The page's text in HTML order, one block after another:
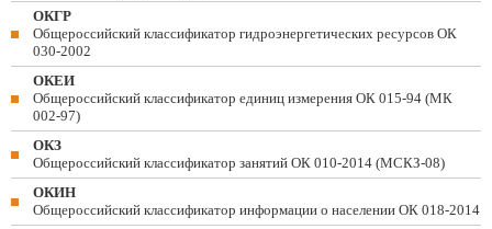
ОКГР
Общероссийский классификатор гидроэнергетических ресурсов ОК
030-2002
ОКЕИ
Общероссийский классификатор единиц измерения ОК 015-94 (МК
002-97)
ОКЗ
Общероссийский классификатор занятий ОК 010-2014 (МСКЗ-08)
ОКИН
Общероссийский классификатор информации о населении ОК 018-2014